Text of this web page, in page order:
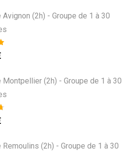
(2h) - Groupe de 1 à 30
(2h) - Groupe de 1 à 30
(2h) - Groupe de 1 à 30